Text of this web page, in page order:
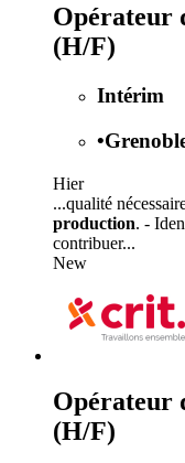
Opérateur
(H/F)
Intérim
•
Hier
...qualité
production. -
contribuer...
New
Opérateur
(H/F)